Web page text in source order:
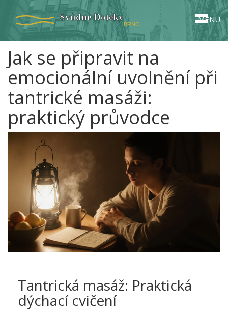
MENU
Jak se připravit na
emocionální uvolnění při
tantrické masáži:
praktický průvodce
Tantrická masáž: Praktická
dýchací cvičení